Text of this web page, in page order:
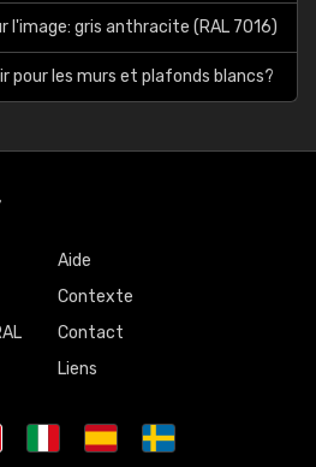
l'image: gris anthracite (RAL 7016)
pour les murs et plafonds blancs?
Aide
Contexte
Contact
Liens